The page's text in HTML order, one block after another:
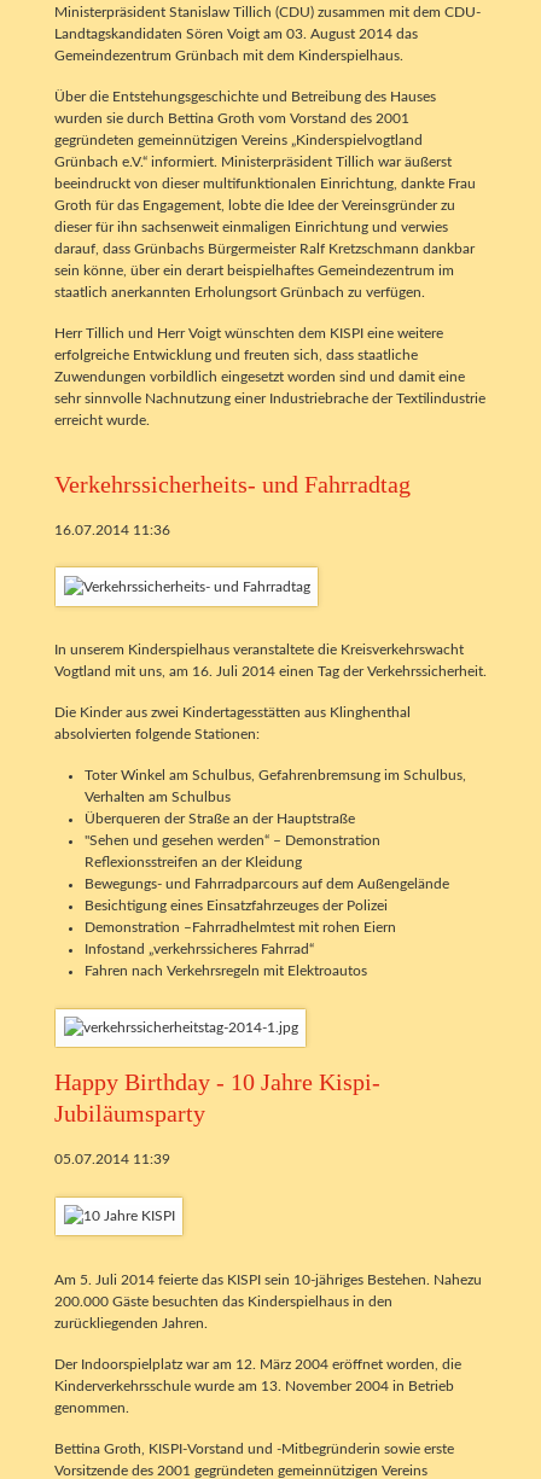
Ministerpräsident Stanislaw Tillich (CDU) zusammen mit dem CDU-
Landtagskandidaten Sören Voigt am 03. August 2014 das
Gemeindezentrum Grünbach mit dem Kinderspielhaus.
Über die Entstehungsgeschichte und Betreibung des Hauses
wurden sie durch Bettina Groth vom Vorstand des 2001
gegründeten gemeinnützigen Vereins „Kinderspielvogtland
Grünbach e.V.“ informiert. Ministerpräsident Tillich war äußerst
beeindruckt von dieser multifunktionalen Einrichtung, dankte Frau
Groth für das Engagement, lobte die Idee der Vereinsgründer zu
dieser für ihn sachsenweit einmaligen Einrichtung und verwies
darauf, dass Grünbachs Bürgermeister Ralf Kretzschmann dankbar
sein könne, über ein derart beispielhaftes Gemeindezentrum im
staatlich anerkannten Erholungsort Grünbach zu verfügen.
Herr Tillich und Herr Voigt wünschten dem KISPI eine weitere
erfolgreiche Entwicklung und freuten sich, dass staatliche
Zuwendungen vorbildlich eingesetzt worden sind und damit eine
sehr sinnvolle Nachnutzung einer Industriebrache der Textilindustrie
erreicht wurde.
Verkehrssicherheits- und Fahrradtag
16.07.2014 11:36
In unserem Kinderspielhaus veranstaltete die Kreisverkehrswacht
Vogtland mit uns, am 16. Juli 2014 einen Tag der Verkehrssicherheit.
Die Kinder aus zwei Kindertagesstätten aus Klinghenthal
absolvierten folgende Stationen:
Toter Winkel am Schulbus, Gefahrenbremsung im Schulbus,
Verhalten am Schulbus
Überqueren der Straße an der Hauptstraße
"Sehen und gesehen werden“ – Demonstration
Reflexionsstreifen an der Kleidung
Bewegungs- und Fahrradparcours auf dem Außengelände
Besichtigung eines Einsatzfahrzeuges der Polizei
Demonstration –Fahrradhelmtest mit rohen Eiern
Infostand „verkehrssicheres Fahrrad“
Fahren nach Verkehrsregeln mit Elektroautos
Happy Birthday - 10 Jahre Kispi-
Jubiläumsparty
05.07.2014 11:39
Am 5. Juli 2014 feierte das KISPI sein 10-jähriges Bestehen. Nahezu
200.000 Gäste besuchten das Kinderspielhaus in den
zurückliegenden Jahren.
Der Indoorspielplatz war am 12. März 2004 eröffnet worden, die
Kinderverkehrsschule wurde am 13. November 2004 in Betrieb
genommen.
Bettina Groth, KISPI-Vorstand und -Mitbegründerin sowie erste
Vorsitzende des 2001 gegründeten gemeinnützigen Vereins